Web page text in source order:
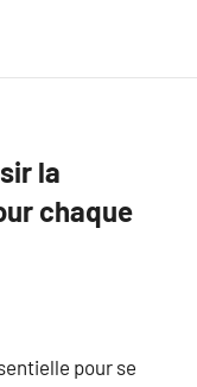
la
chaque
pour se